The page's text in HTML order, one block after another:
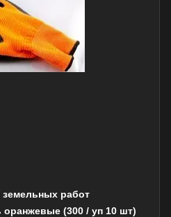
земельных работ
оранжевые (300 / уп 10 шт)